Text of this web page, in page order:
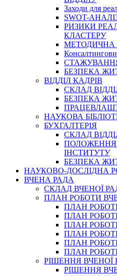
Заходи для
SWOT-
РИЗИКИ
КЛАСТЕРУ
МЕТОДИЧНА
БЕЗПЕКА
ВІДДІЛ КАДРІВ
СКЛАД
БЕЗПЕКА
НАУКОВА
БУХГАЛТЕРІЯ
СКЛАД
ПОЛОЖЕННЯ
ІНСТИТУТУ
БЕЗПЕКА
НАУКОВО-ДОСЛІДНА
ВЧЕНА РАДА
СКЛАД ВЧЕНОЇ
ПЛАН РОБОТИ
ПЛАН
ПЛАН
ПЛАН
ПЛАН РОБОТИ
ПЛАН РОБОТИ
ПЛАН РОБОТИ
РІШЕННЯ ВЧЕНОЇ
РІШЕННЯ